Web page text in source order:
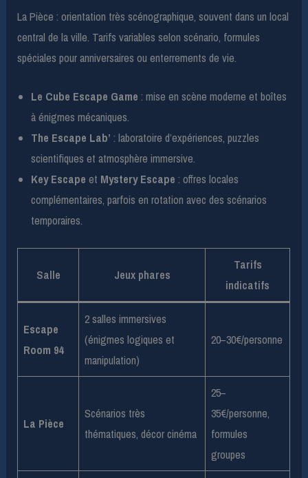
La Pièce : orientation très scénographique, souvent dans un local
central de la ville. Tarifs variables selon scénario, formules
spéciales pour anniversaires ou enterrements de vie.
Le Cube Escape Game : mise en scène moderne et boîtes
à énigmes mécaniques.
The Escape Lab’ : laboratoire d’expériences, puzzles
scientifiques et atmosphère immersive.
Key Escape et Mystery Escape : offres locales
complémentaires, parfois en rotation avec des scénarios
temporaires.
Salle Jeux phares
Tarifs
indicatifs
Escape
Room 94
2 salles immersives
(énigmes logiques et
manipulation)
20–30€/personne
La Pièce
Scénarios très
thématiques, décor cinéma
25–
35€/personne,
formules
groupes